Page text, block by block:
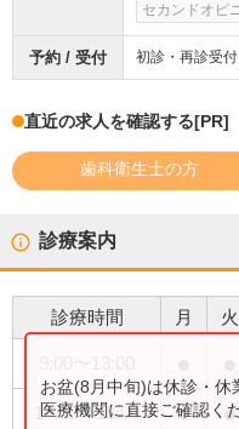
セカンドオピ
予約 / 受付 初診・再診受付
直近の求人を確認する[PR]
歯科衛生士の方
診療案内
診療時間 月 火
14:30〜18:00 ● ●
お盆(8月中旬)は休診・
医療機関に直接ご確認く